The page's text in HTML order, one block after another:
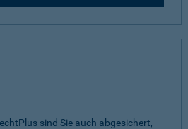
sind Sie auch abgesichert,